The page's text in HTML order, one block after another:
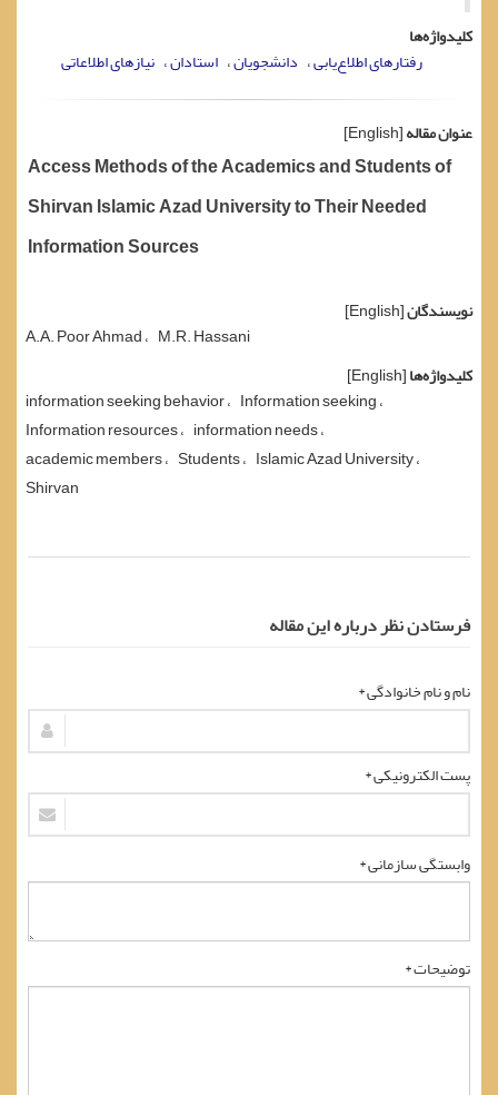
کلیدواژه‌ها
رفتارهای اطلاع‌یابی دانشجویان استادان نیازهای اطلاعاتی
عنوان مقاله[English]
Access Methods of the Academics and Students of
Shirvan Islamic Azad University to Their Needed
Information Sources
نویسندگان[English]
A.A. Poor Ahmad M.R. Hassani
کلیدواژه‌ها[English]
information seeking behavior Information seeking
Information resources information needs
academic members Students Islamic Azad University
Shirvan
فرستادن نظر درباره این مقاله
نام و نام خانوادگی *
پست الکترونیکی *
وابستگی سازمانی *
توضیحات *